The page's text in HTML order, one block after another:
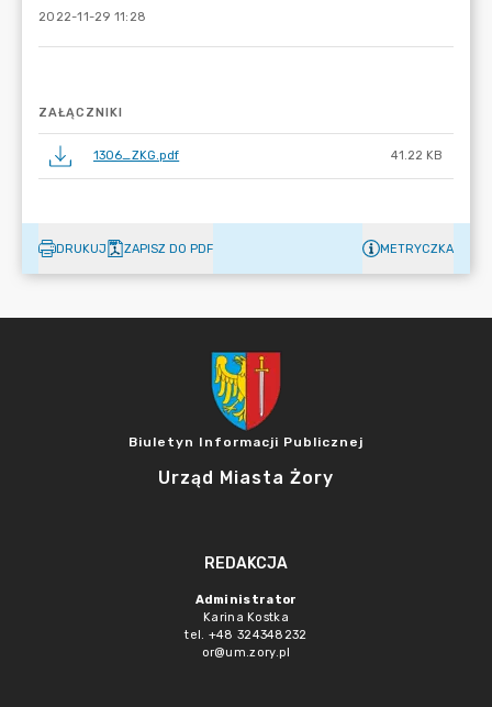
2022-11-29 11:28
ZAŁĄCZNIKI
1306_ZKG.pdf 41.22 KB
DRUKUJ ZAPISZ DO PDF METRYCZKA
Biuletyn Informacji Publicznej
Urząd Miasta Żory
REDAKCJA
Administrator
Karina Kostka
tel. +48 324348232
or@um.zory.pl